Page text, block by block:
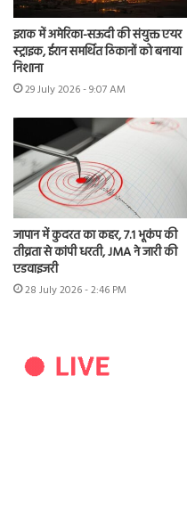
इराक में अमेरिका-सऊदी की संयुक्त एयर
स्ट्राइक, ईरान समर्थित ठिकानों को बनाया
निशाना
29 July 2026 - 9:07 AM
जापान में कुदरत का कहर, 7.1 भूकंप की
तीव्रता से कांपी धरती, JMA ने जारी की
एडवाइजरी
28 July 2026 - 2:46 PM